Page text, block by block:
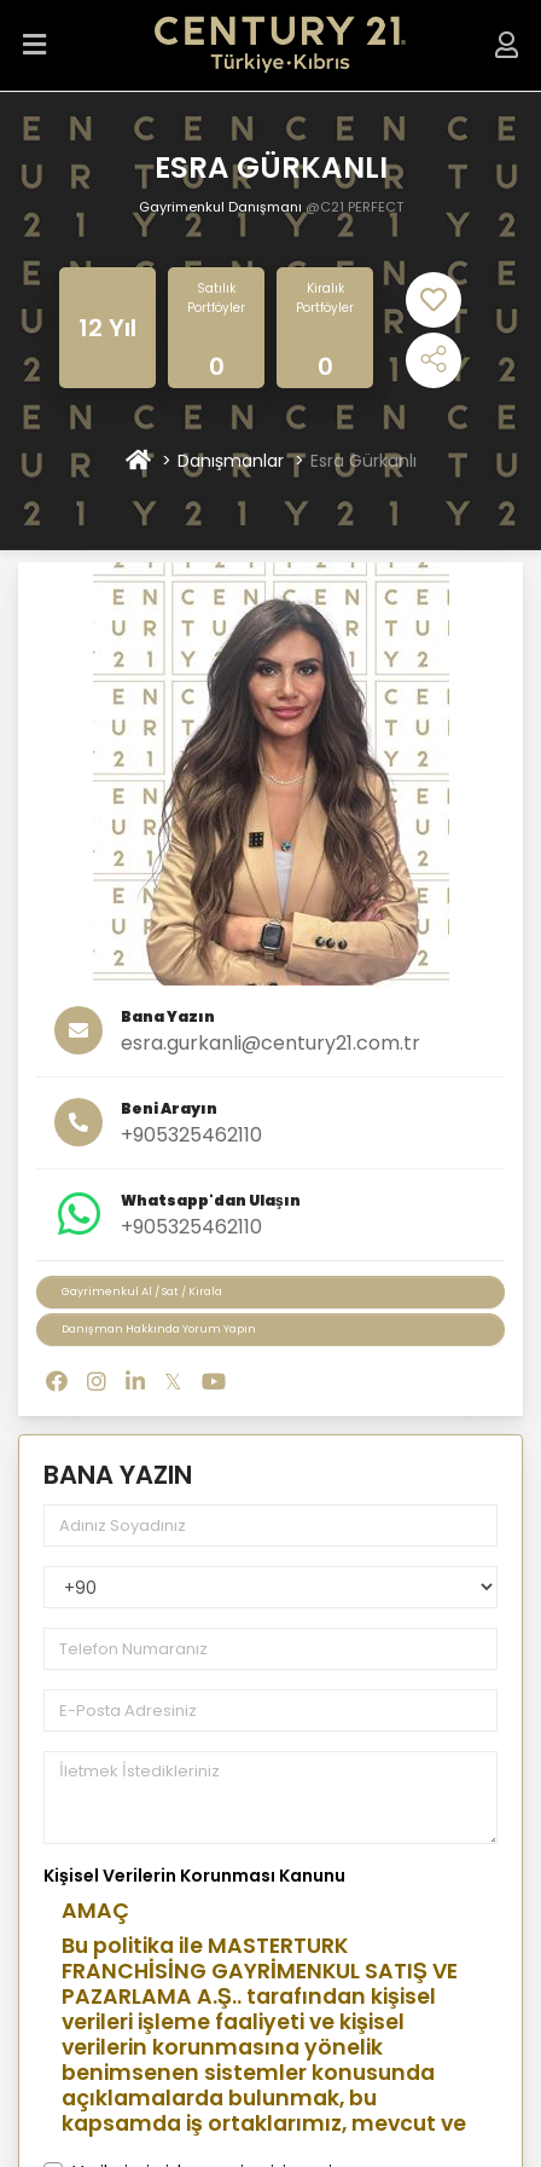
ESRA GÜRKANLI
Gayrimenkul Danışmanı @C21 PERFECT
12 Yıl
Satılık
Portföyler
0
Kiralık
Portföyler
0
Danışmanlar Esra Gürkanlı
Bana Yazın
esra.gurkanli@century21.com.tr
Beni Arayın
+905325462110
Whatsapp'dan Ulaşın
+905325462110
Gayrimenkul Al / Sat / Kirala
Danışman Hakkında Yorum Yapın
BANA YAZIN
PhoneNumberCountryPhoneCode
Kişisel Verilerin Korunması Kanunu
AMAÇ
Bu politika ile MASTERTURK
FRANCHİSİNG GAYRİMENKUL SATIŞ VE
PAZARLAMA A.Ş.. tarafından kişisel
verileri işleme faaliyeti ve kişisel
verilerin korunmasına yönelik
benimsenen sistemler konusunda
açıklamalarda bulunmak, bu
kapsamda iş ortaklarımız, mevcut ve